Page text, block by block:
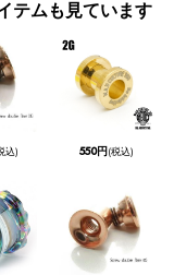
テムも見ています
込) 550円(税込)